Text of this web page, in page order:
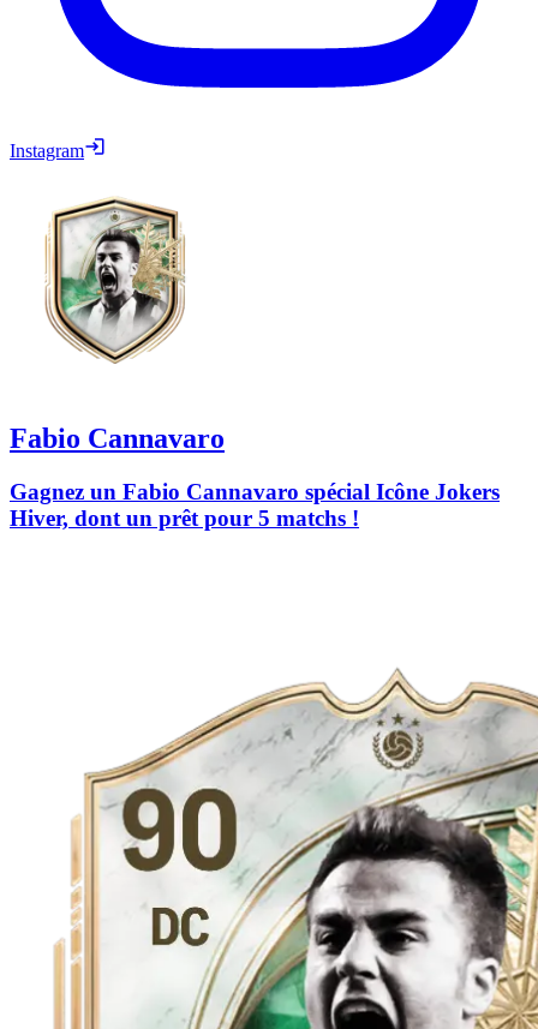
Instagram
Fabio Cannavaro
Gagnez un Fabio Cannavaro spécial Icône Jokers
Hiver, dont un prêt pour 5 matchs !